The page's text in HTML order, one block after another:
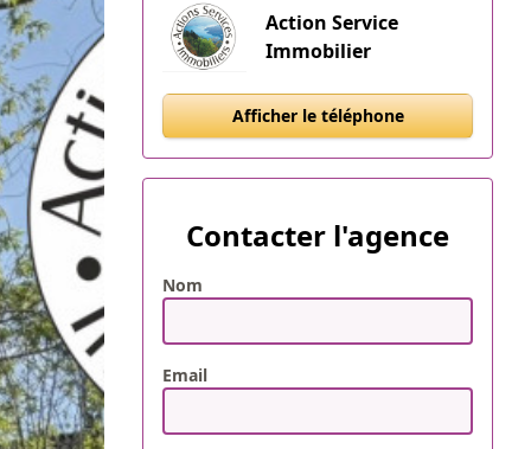
Action Service
Immobilier
Afficher le téléphone
Contacter l'agence
Nom
Email